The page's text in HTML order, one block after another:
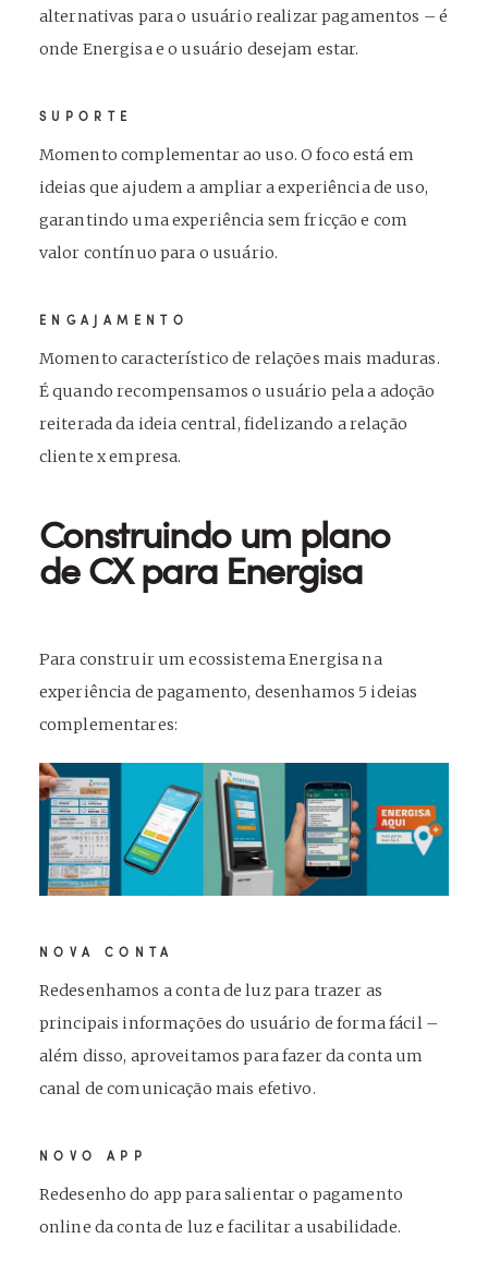
alternativas para o usuário realizar pagamentos – é
onde Energisa e o usuário desejam estar.
SUPORTE
Momento complementar ao uso. O foco está em
ideias que ajudem a ampliar a experiência de uso,
garantindo uma experiência sem fricção e com
valor contínuo para o usuário.
ENGAJAMENTO
Momento característico de relações mais maduras.
É quando recompensamos o usuário pela a adoção
reiterada da ideia central, fidelizando a relação
cliente x empresa.
Construindo um plano
de CX para Energisa
Para construir um ecossistema Energisa na
experiência de pagamento, desenhamos 5 ideias
complementares:
NOVA CONTA
Redesenhamos a conta de luz para trazer as
principais informações do usuário de forma fácil –
além disso, aproveitamos para fazer da conta um
canal de comunicação mais efetivo.
NOVO APP
Redesenho do app para salientar o pagamento
online da conta de luz e facilitar a usabilidade.